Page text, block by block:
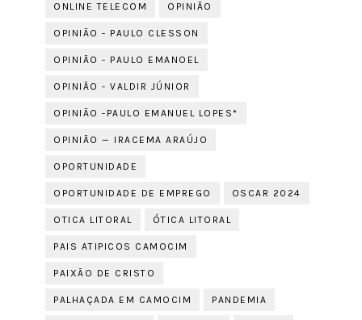
ONLINE TELECOM OPINIÃO
OPINIÃO - PAULO CLESSON
OPINIÃO - PAULO EMANOEL
OPINIÃO - VALDIR JÚNIOR
OPINIÃO -PAULO EMANUEL LOPES*
OPINIÃO — IRACEMA ARAÚJO
OPORTUNIDADE
OPORTUNIDADE DE EMPREGO OSCAR 2024
OTICA LITORAL ÓTICA LITORAL
PAIS ATIPICOS CAMOCIM
PAIXÃO DE CRISTO
PALHAÇADA EM CAMOCIM PANDEMIA